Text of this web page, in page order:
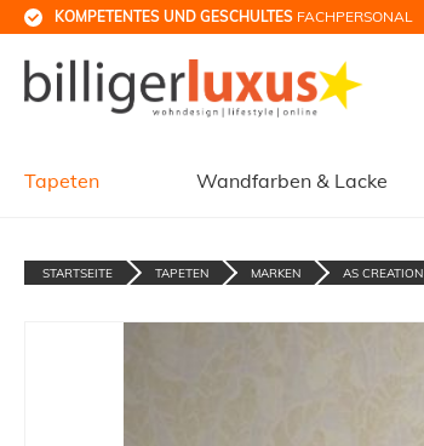
KOMPETENTES UND GESCHULTES FACHPERSONAL
Tapeten Wandfarben & Lacke
STARTSEITE TAPETEN MARKEN AS